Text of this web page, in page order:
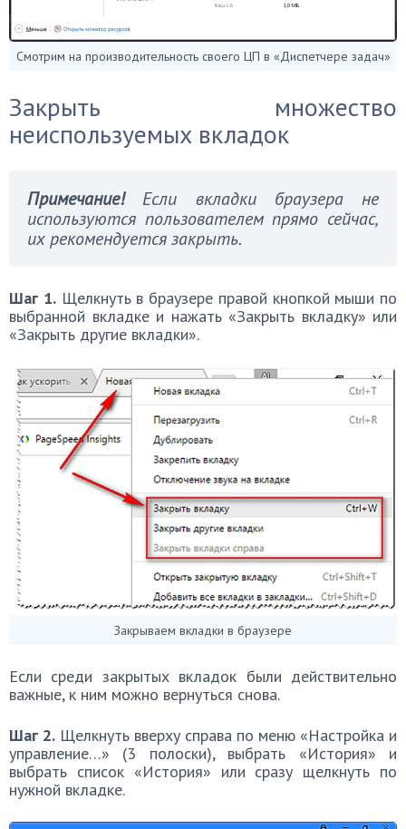
Смотрим на производительность своего ЦП в «Диспетчере задач»
Закрыть множество
неиспользуемых вкладок
Примечание!Если вкладки браузера не
используются пользователем прямо сейчас,
их рекомендуется закрыть.
Шаг 1.Щелкнуть в браузере правой кнопкой мыши по
выбранной вкладке и нажать «Закрыть вкладку» или
«Закрыть другие вкладки».
Закрываем вкладки в браузере
Если среди закрытых вкладок были действительно
важные, к ним можно вернуться снова.
Шаг 2. Щелкнуть вверху справа по меню «Настройка и
управление…» (3 полоски), выбрать «История» и
выбрать список «История» или сразу щелкнуть по
нужной вкладке.